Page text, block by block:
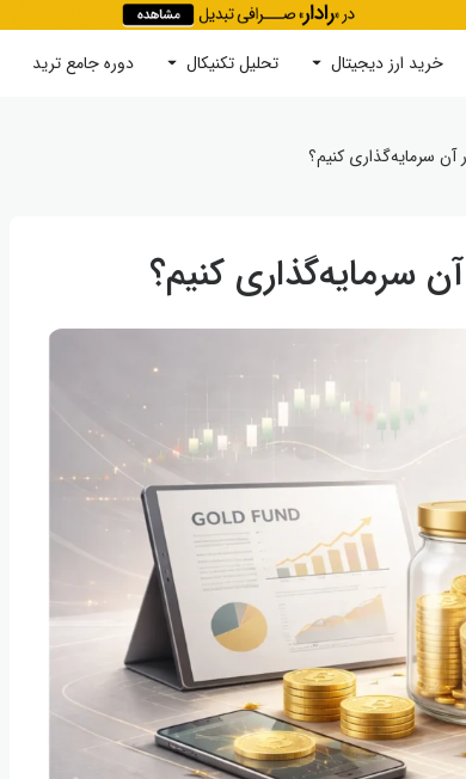
خرید ارز دیجیتال تحلیل تکنیکال دوره‌ جامع ترید جستجو
سرمایه‌گذاری کنیم؟
کنیم؟